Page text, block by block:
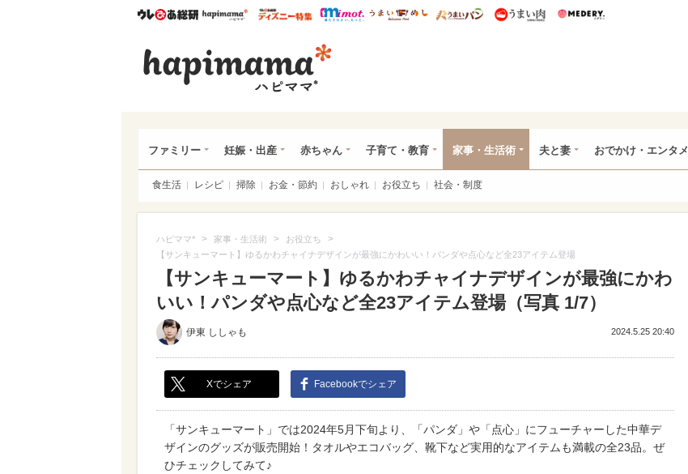
ウレぴあ総研ハピママ* ウレぴあ総研 ディズニー特集
mimot. うまいめし うまいパン うまい肉
ファミリー 妊娠・出産 赤ちゃん 子育て・教育 家事・生活術 夫と妻 おでかけ・エンタメ
食生活 レシピ 掃除 お金・節約 おしゃれ お役立ち 社会・制度
ハピママ* > 家事・生活術 > お役立ち >
【サンキューマート】ゆるかわチャイナデザインが最強にかわいい！パンダや点心など全23アイテム登場
【サンキューマート】ゆるかわチャイナデザインが最強にかわ
いい！パンダや点心など全23アイテム登場（写真 1/7）
伊東 ししゃも 2024.5.25 20:40
Xでシェア Facebookでシェア
「サンキューマート」では2024年5月下旬より、「パンダ」や「点心」にフューチャーした中華デ
ザインのグッズが販売開始！タオルやエコバッグ、靴下など実用的なアイテムも満載の全23品。ぜ
ひチェックしてみて♪